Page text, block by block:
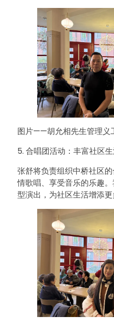
图片——胡允相先生管理义
5. 合唱团活动：丰富社区
张舒将负责组织中桥社区
情歌唱、享受音乐的乐趣
型演出，为社区生活增添更